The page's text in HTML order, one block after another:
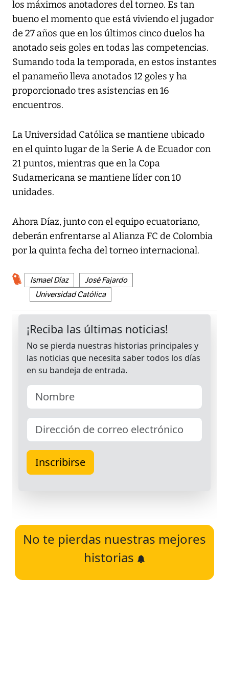
los máximos anotadores del torneo. Es tan
bueno el momento que está viviendo el jugador
de 27 años que en los últimos cinco duelos ha
anotado seis goles en todas las competencias.
Sumando toda la temporada, en estos instantes
el panameño lleva anotados 12 goles y ha
proporcionado tres asistencias en 16
encuentros.
La Universidad Católica se mantiene ubicado
en el quinto lugar de la Serie A de Ecuador con
21 puntos, mientras que en la Copa
Sudamericana se mantiene líder con 10
unidades.
Ahora Díaz, junto con el equipo ecuatoriano,
deberán enfrentarse al Alianza FC de Colombia
por la quinta fecha del torneo internacional.
Ismael Díaz
José Fajardo
Universidad Católica
No te pierdas nuestras mejores
historias